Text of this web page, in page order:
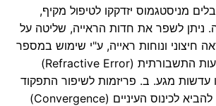
מניסטגמוס יזדקקו לטיפול מקיף,
ניתן לשפר את חדות הראייה, שליטה על
חיצוני ונוחות ראייה, ע"י שימוש במספר
שיטות: א. תיקון הטעות התשבורתית (Refractive Error)
עדשות מגע. ב. פריזמות לשיפור התפקוד
הדו-עיניי (Fusion), להביא לכינוס העיניים (Convergence)